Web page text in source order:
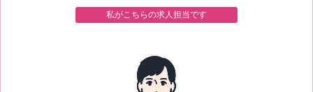
私がこちらの求人担当です